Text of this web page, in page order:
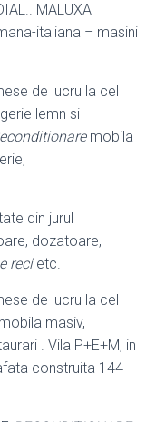
MALUXA
italiana – masini
de lucru la cel
lemn si
mobila
din jurul
dozatoare,
recietc.
de lucru la cel
masiv,
. Vila P+E+M, in
construita 144